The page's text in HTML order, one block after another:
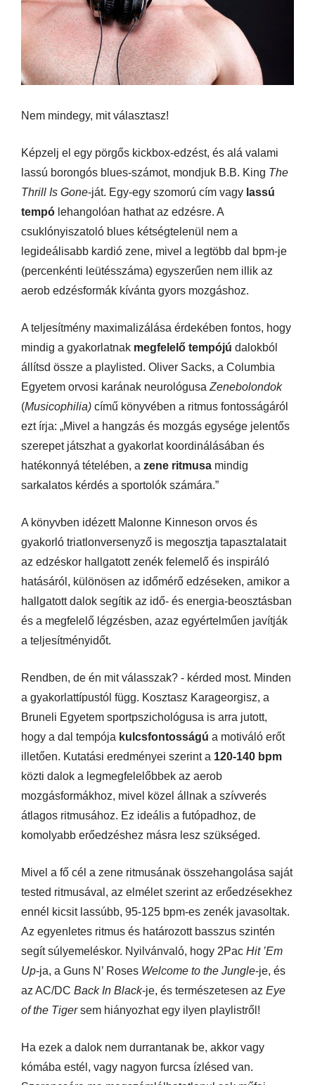
Nem mindegy, mit választasz!
Képzelj el egy pörgős kickbox-edzést, és alá valami
lassú borongós blues-számot, mondjuk B.B. King The
Thrill Is Gone-ját. Egy-egy szomorú cím vagy lassú
tempó lehangolóan hathat az edzésre. A
csuklónyiszatoló blues kétségtelenül nem a
legideálisabb kardió zene, mivel a legtöbb dal bpm-je
(percenkénti leütésszáma) egyszerűen nem illik az
aerob edzésformák kívánta gyors mozgáshoz.
A teljesítmény maximalizálása érdekében fontos, hogy
mindig a gyakorlatnak megfelelő tempójú dalokból
állítsd össze a playlisted. Oliver Sacks, a Columbia
Egyetem orvosi karának neurológusaZenebolondok
(Musicophilia) című könyvében a ritmus fontosságáról
ezt írja: „Mivel a hangzás és mozgás egysége jelentős
szerepet játszhat a gyakorlat koordinálásában és
hatékonnyá tételében, a zene ritmusa mindig
sarkalatos kérdés a sportolók számára.”
A könyvben idézett Malonne Kinneson orvos és
gyakorló triatlonversenyző is megosztja tapasztalatait
az edzéskor hallgatott zenék felemelő és inspiráló
hatásáról, különösen az időmérő edzéseken, amikor a
hallgatott dalok segítik az idő- és energia-beosztásban
és a megfelelő légzésben, azaz egyértelműen javítják
a teljesítményidőt.
Rendben, de én mit válasszak? - kérded most. Minden
a gyakorlattípustól függ. Kosztasz Karageorgisz, a
Bruneli Egyetem sportpszichológusa is arra jutott,
hogy a dal tempója kulcsfontosságú a motiváló erőt
illetően. Kutatási eredményei szerint a 120-140 bpm
közti dalok a legmegfelelőbbek az aerob
mozgásformákhoz, mivel közel állnak a szívverés
átlagos ritmusához. Ez ideális a futópadhoz, de
komolyabb erőedzéshez másra lesz szükséged.
Mivel a fő cél a zene ritmusának összehangolása saját
tested ritmusával, az elmélet szerint az erőedzésekhez
ennél kicsit lassúbb, 95-125 bpm-es zenék javasoltak.
Az egyenletes ritmus és határozott basszus szintén
segít súlyemeléskor. Nyilvánvaló, hogy 2Pac Hit ’Em
Up-ja, a Guns N’ Roses Welcome to the Jungle-je, és
az AC/DC Back In Black-je, és természetesen az Eye
of the Tigersem hiányozhat egy ilyen playlistről!
Ha ezek a dalok nem durrantanak be, akkor vagy
kómába estél, vagy nagyon furcsa ízlésed van.